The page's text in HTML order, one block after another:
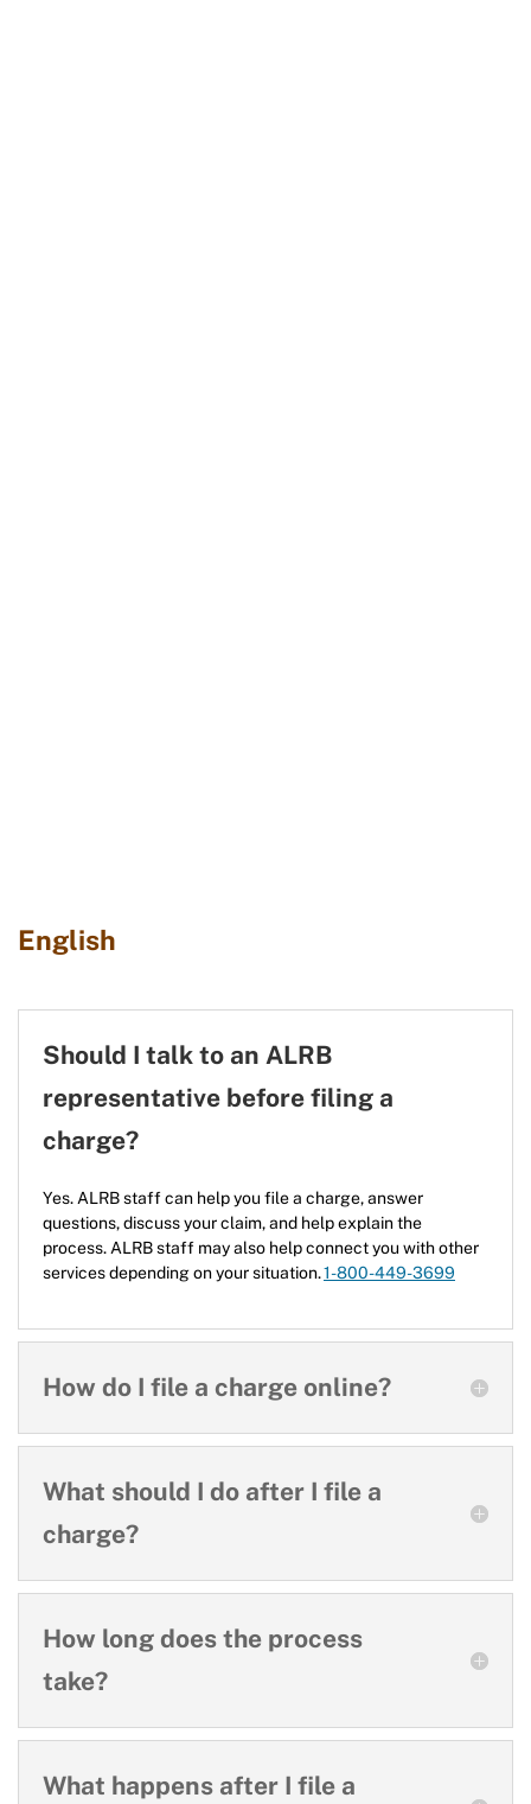
English
Should I talk to an ALRB
representative before filing a
charge?
Yes. ALRB staff can help you file a charge, answer
questions, discuss your claim, and help explain the
process. ALRB staff may also help connect you with other
services depending on your situation.1-800-449-3699
How do I file a charge online?
What should I do after I file a
charge?
How long does the process
take?
What happens after I file a